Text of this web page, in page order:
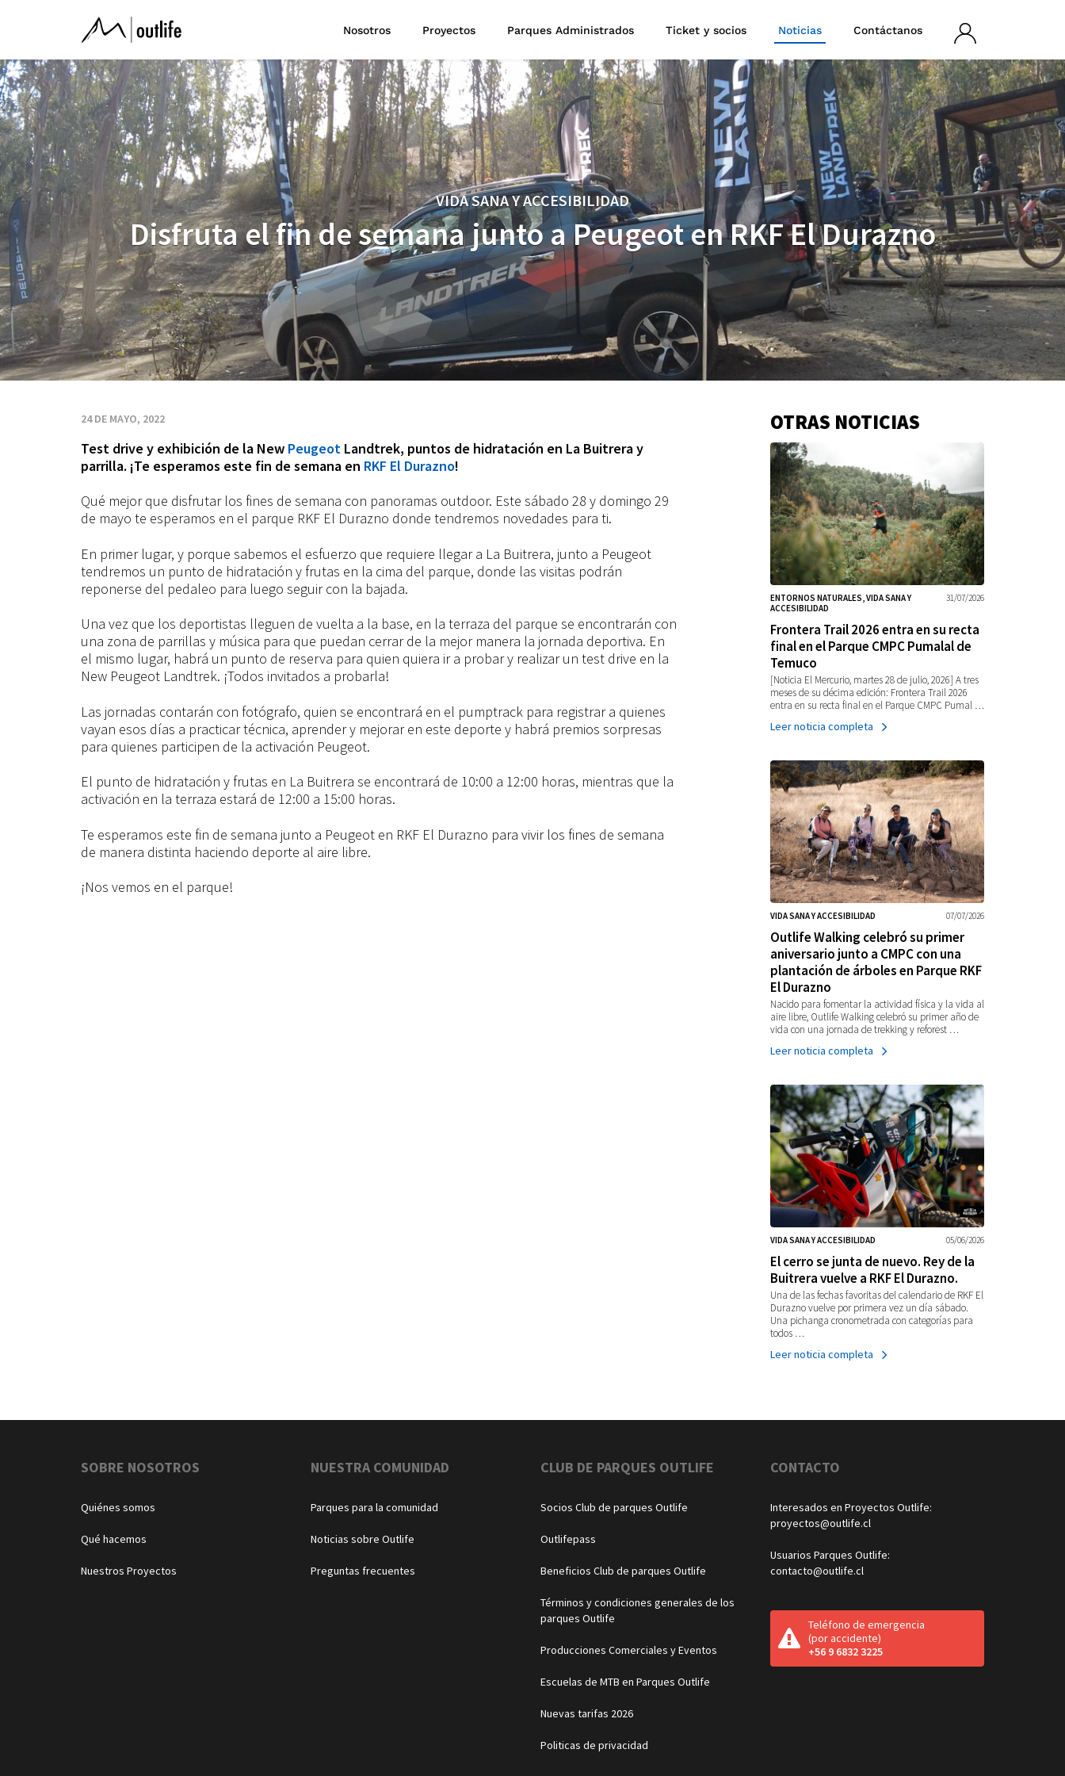
Disfruta
el
fin
de
semana
junto
a
Peugeot
Durazno
Nosotros Proyectos Parques Administrados Ticket y socios Noticias
Contáctanos
sesión
VIDA SANA Y ACCESIBILIDAD
Disfruta el fin de semana junto a Peugeot en RKF El Durazno
24 DE MAYO, 2022
Test drive y exhibición de la New Peugeot Landtrek, puntos de hidratación en La Buitrera y
parrilla. ¡Te esperamos este fin de semana en RKF El Durazno!
Qué mejor que disfrutar los fines de semana con panoramas outdoor. Este sábado 28 y domingo 29
de mayo te esperamos en el parque RKF El Durazno donde tendremos novedades para ti.
En primer lugar, y porque sabemos el esfuerzo que requiere llegar a La Buitrera, junto a Peugeot
tendremos un punto de hidratación y frutas en la cima del parque, donde las visitas podrán
reponerse del pedaleo para luego seguir con la bajada.
Una vez que los deportistas lleguen de vuelta a la base, en la terraza del parque se encontrarán con
una zona de parrillas y música para que puedan cerrar de la mejor manera la jornada deportiva. En
el mismo lugar, habrá un punto de reserva para quien quiera ir a probar y realizar un test drive en la
New Peugeot Landtrek. ¡Todos invitados a probarla!
Las jornadas contarán con fotógrafo, quien se encontrará en el pumptrack para registrar a quienes
vayan esos días a practicar técnica, aprender y mejorar en este deporte y habrá premios sorpresas
para quienes participen de la activación Peugeot.
El punto de hidratación y frutas en La Buitrera se encontrará de 10:00 a 12:00 horas, mientras que la
activación en la terraza estará de 12:00 a 15:00 horas.
Te esperamos este fin de semana junto a Peugeot en RKF El Durazno para vivir los fines de semana
de manera distinta haciendo deporte al aire libre.
¡Nos vemos en el parque!
Información
adicional
OTRAS NOTICIAS
31/07/2026
ENTORNOS NATURALES, VIDA SANA Y
ACCESIBILIDAD
Frontera Trail 2026 entra en su recta
final en el Parque CMPC Pumalal de
Temuco
[Noticia El Mercurio, martes 28 de julio, 2026] A tres
meses de su décima edición: Frontera Trail 2026
entra en su recta final en el Parque CMPC Pumal …
Leer noticia completa
07/07/2026
VIDA SANA Y ACCESIBILIDAD
Outlife Walking celebró su primer
aniversario junto a CMPC con una
plantación de árboles en Parque RKF
El Durazno
Nacido para fomentar la actividad física y la vida al
aire libre, Outlife Walking celebró su primer año de
vida con una jornada de trekking y reforest …
Leer noticia completa
05/06/2026
VIDA SANA Y ACCESIBILIDAD
El cerro se junta de nuevo. Rey de la
Buitrera vuelve a RKF El Durazno.
Una de las fechas favoritas del calendario de RKF El
Durazno vuelve por primera vez un día sábado.
Una pichanga cronometrada con categorías para
todos …
Leer noticia completa
NavegaciónSOBRE NOSOTROS
Quiénes somos
Qué hacemos
Nuestros Proyectos
NUESTRA COMUNIDAD
Parques para la comunidad
Noticias sobre Outlife
Preguntas frecuentes
CLUB DE PARQUES OUTLIFE
Socios Club de parques Outlife
Outlifepass
Beneficios Club de parques Outlife
Términos y condiciones generales de los
parques Outlife
Producciones Comerciales y Eventos
Escuelas de MTB en Parques Outlife
Nuevas tarifas 2026
Politicas de privacidad
CONTACTO
Interesados en Proyectos Outlife:
proyectos@outlife.cl
Usuarios Parques Outlife:
contacto@outlife.cl
Teléfono de emergencia
(por accidente)
+56 9 6832 3225